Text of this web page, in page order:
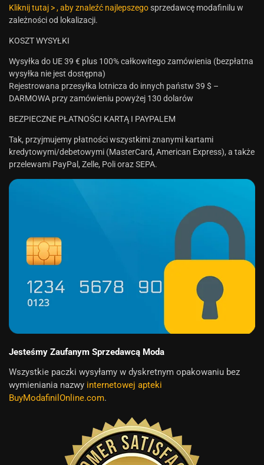
Kliknij tutaj > , aby znaleźć najlepszegosprzedawcę modafinilu w
zależności od lokalizacji.
KOSZT WYSYŁKI
Wysyłka do UE 39 € plus 100% całkowitego zamówienia (bezpłatna
wysyłka nie jest dostępna)
Rejestrowana przesyłka lotnicza do innych państw 39 $ –
DARMOWA przy zamówieniu powyżej 130 dolarów
BEZPIECZNE PŁATNOŚCI KARTĄ I PAYPALEM
Tak, przyjmujemy płatności wszystkimi znanymi kartami
kredytowymi/debetowymi (MasterCard, American Express), a także
przelewami PayPal, Zelle, Poli oraz SEPA.
Jesteśmy Zaufanym Sprzedawcą Moda
Wszystkie paczki wysyłamy w dyskretnym opakowaniu bez
wymieniania nazwy internetowej apteki
BuyModafinilOnline.com.